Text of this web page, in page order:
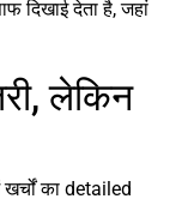
दिखाई देता है, जहां
लेकिन
का detailed